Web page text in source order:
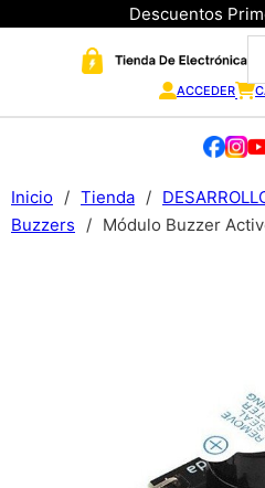
Descuentos
ACCEDER
Inicio / Tienda /
Buzzers
/ Módulo Buzzer